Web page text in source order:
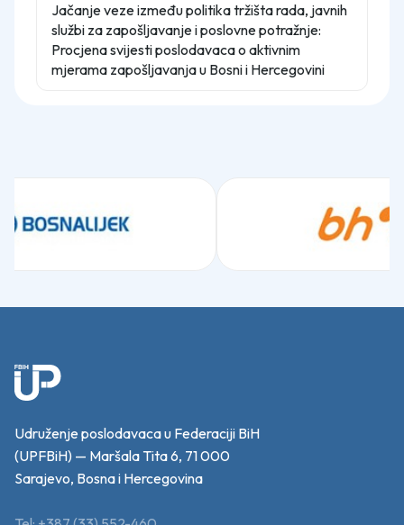
Jačanje veze između politika tržišta rada, javnih
službi za zapošljavanje i poslovne potražnje:
Procjena svijesti poslodavaca o aktivnim
mjerama zapošljavanja u Bosni i Hercegovini
Udruženje poslodavaca u Federaciji BiH
(UPFBiH) — Maršala Tita 6, 71 000
Sarajevo, Bosna i Hercegovina